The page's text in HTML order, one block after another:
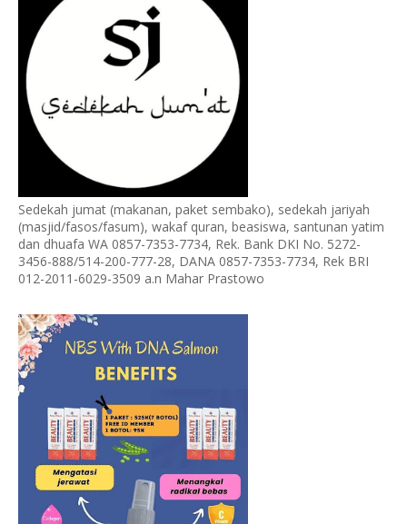
Sedekah jumat (makanan, paket sembako), sedekah jariyah
(masjid/fasos/fasum), wakaf quran, beasiswa, santunan yatim
dan dhuafa WA 0857-7353-7734, Rek. Bank DKI No. 5272-
3456-888/514-200-777-28, DANA 0857-7353-7734, Rek BRI
012-2011-6029-3509 a.n Mahar Prastowo